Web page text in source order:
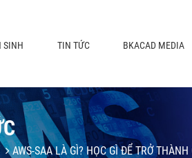
SINH TIN TỨC BKACAD MEDIA
AWS-SAA LÀ GÌ? HỌC GÌ ĐỂ TRỞ THÀNH